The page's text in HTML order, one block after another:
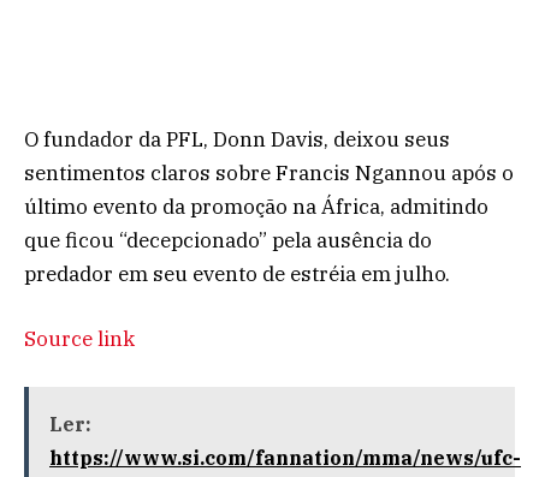
O fundador da PFL, Donn Davis, deixou seus
sentimentos claros sobre Francis Ngannou após o
último evento da promoção na África, admitindo
que ficou “decepcionado” pela ausência do
predador em seu evento de estréia em julho.
Source link
Ler:
https://www.si.com/fannation/mma/news/ufc-